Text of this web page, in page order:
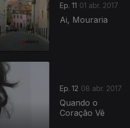
Ep. 11 01 abr. 2017
Ai, Mouraria
Ep. 12 08 abr. 2017
Quando o
Coração Vê